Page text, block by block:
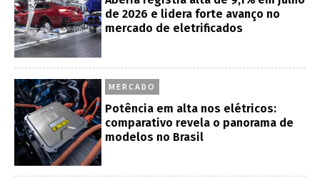
de 2026 e lidera forte avanço no
mercado de eletrificados
MERCADO
Potência em alta nos elétricos:
comparativo revela o panorama de
modelos no Brasil